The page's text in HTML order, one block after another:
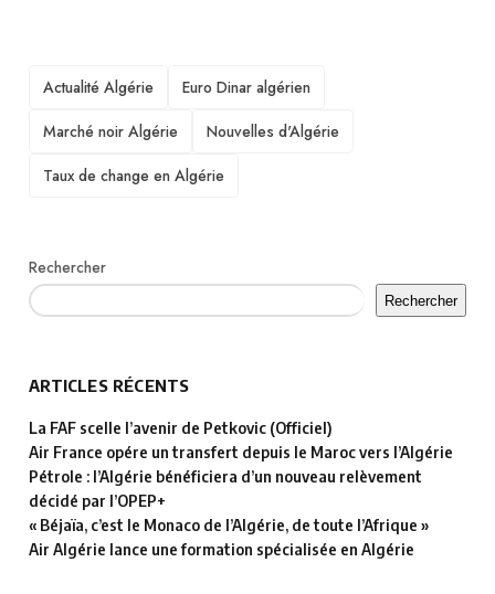
TAGS
Actualité Algérie
Euro Dinar algérien
Marché noir Algérie
Nouvelles d'Algérie
Taux de change en Algérie
Rechercher
Rechercher
ARTICLES RÉCENTS
La FAF scelle l’avenir de Petkovic (Officiel)
Air France opére un transfert depuis le Maroc vers l’Algérie
Pétrole : l’Algérie bénéficiera d’un nouveau relèvement
décidé par l’OPEP+
« Béjaïa, c’est le Monaco de l’Algérie, de toute l’Afrique »
Air Algérie lance une formation spécialisée en Algérie